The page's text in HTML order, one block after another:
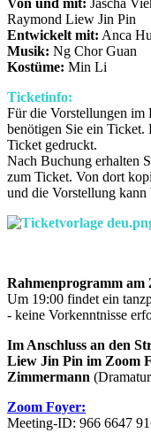
Raymond Liew Jin Pin
Entwickelt mit: Anca
Musik: Ng Chor Guan
Kostüme: Min Li
Ticketinfo:
Für die Vorstellungen im
benötigen Sie ein Ticket.
Ticket gedruckt.
Nach Buchung erhalten
zum Ticket. Von dort
und die Vorstellung kann
Rahmenprogramm am
Um 19:00 findet ein
- keine Vorkenntnisse
Im Anschluss an den
Liew Jin Pin im Zoom
Zimmermann
Zoom Foyer:
Meeting-ID: 966 6647